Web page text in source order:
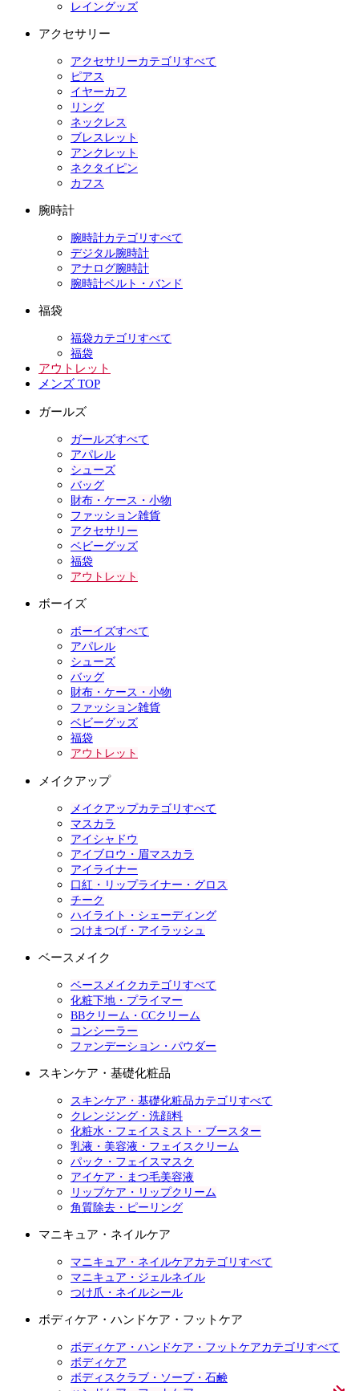
レイングッズ
アクセサリー
アクセサリーカテゴリすべて
ピアス
イヤーカフ
リング
ネックレス
ブレスレット
アンクレット
ネクタイピン
カフス
腕時計
腕時計カテゴリすべて
デジタル腕時計
アナログ腕時計
腕時計ベルト・バンド
福袋
福袋カテゴリすべて
福袋
アウトレット
メンズ TOP
ガールズ
ガールズすべて
アパレル
シューズ
バッグ
財布・ケース・小物
ファッション雑貨
アクセサリー
ベビーグッズ
福袋
アウトレット
ボーイズ
ボーイズすべて
アパレル
シューズ
バッグ
財布・ケース・小物
ファッション雑貨
ベビーグッズ
福袋
アウトレット
メイクアップ
メイクアップカテゴリすべて
マスカラ
アイシャドウ
アイブロウ・眉マスカラ
アイライナー
口紅・リップライナー・グロス
チーク
ハイライト・シェーディング
つけまつげ・アイラッシュ
ベースメイク
ベースメイクカテゴリすべて
化粧下地・プライマー
BBクリーム・CCクリーム
コンシーラー
ファンデーション・パウダー
スキンケア・基礎化粧品
スキンケア・基礎化粧品カテゴリすべて
クレンジング・洗顔料
化粧水・フェイスミスト・ブースター
乳液・美容液・フェイスクリーム
パック・フェイスマスク
アイケア・まつ毛美容液
リップケア・リップクリーム
角質除去・ピーリング
マニキュア・ネイルケア
マニキュア・ネイルケアカテゴリすべて
マニキュア・ジェルネイル
つけ爪・ネイルシール
ボディケア・ハンドケア・フットケア
ボディケア・ハンドケア・フットケアカテゴリすべて
ボディケア
ボディスクラブ・ソープ・石鹸